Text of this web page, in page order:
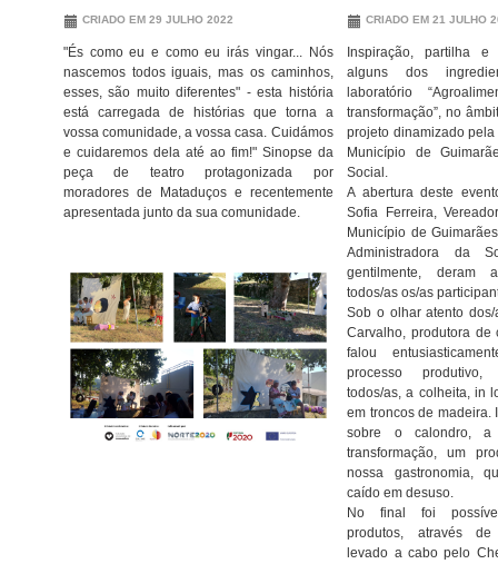
CRIADO EM 29 JULHO 2022
"És como eu e como eu irás vingar... Nós
nascemos todos iguais, mas os caminhos,
esses, são muito diferentes" - esta história
está carregada de histórias que torna a
vossa comunidade, a vossa casa. Cuidámos
e cuidaremos dela até ao fim!" Sinopse da
peça de teatro protagonizada por
moradores de Mataduços e recentemente
apresentada junto da sua comunidade.
CRIADO EM 21 JULHO
Inspiração, partilha e
alguns dos
laboratório
transformação”, no
projeto dinamizado
Município de
Social.
A abertura deste
Sofia Ferreira,
Município de
Administradora da
gentilmente, deram
todos/as os/as
Sob o olhar atento dos/
Carvalho, produtora de
falou
processo produtivo,
todos/as, a colheita, in
em troncos de madeira.
sobre o calondro,
transformação, um
nossa gastronomia,
caído em desuso.
No final foi
produtos, através de
levado a cabo pelo